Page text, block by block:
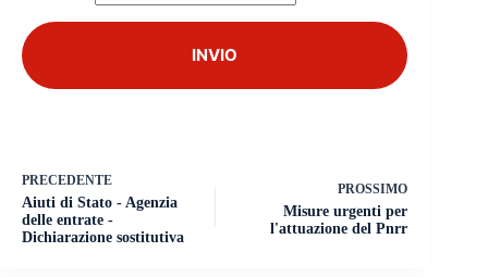
PRECEDENTE
Aiuti di Stato - Agenzia
delle entrate -
Dichiarazione sostitutiva
PROSSIMO
Misure urgenti per
l'attuazione del Pnrr